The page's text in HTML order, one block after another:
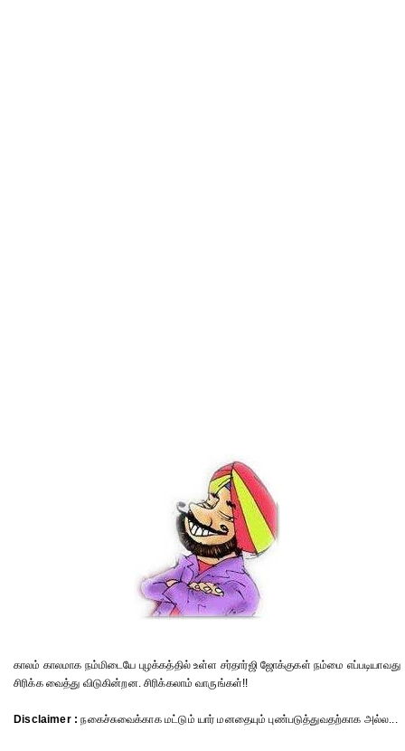
காலம் காலமாக நம்மிடையே புழக்கத்தில் உள்ள சர்தார்ஜி ஜோக்குகள் நம்மை எப்படியாவது
சிரிக்க வைத்து விடுகின்றன. சிரிக்கலாம் வாருங்கள்!!
Disclaimer : நகைச்சுவைக்காக மட்டும் யார் மனதையும் புண்படுத்துவதற்காக அல்ல...